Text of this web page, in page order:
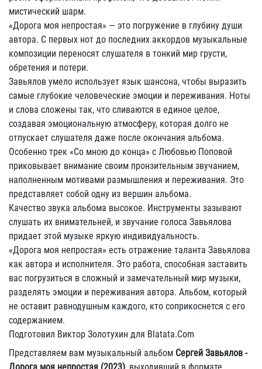
мистический шарм.
«Дорога моя непростая» — это погружение в глубину души
автора. С первых нот до последних аккордов музыкальные
композиции переносят слушателя в тонкий мир грусти,
обретения и потери.
Завьялов умело использует язык шансона, чтобы выразить
самые глубокие человеческие эмоции и переживания. Ноты
и слова сложены так, что сливаются в единое целое,
создавая эмоциональную атмосферу, которая долго не
отпускает слушателя даже после окончания альбома.
Особенно трек «Со мною до конца» с Любовью Поповой
приковывает внимание своим пронзительным звучанием,
наполненным мотивами размышления и переживания. Это
представляет собой одну из вершин альбома.
Качество звука альбома высокое. Инструменты зазывают
слушать их внимательней, и звучание голоса Завьялова
придает этой музыке яркую индивидуальность.
«Дорога моя непростая» есть отражение таланта Завьялова
как автора и исполнителя. Это работа, способная заставить
вас погрузиться в сложный и замечательный мир музыки,
разделять эмоции и переживания автора. Альбом, который
не оставит равнодушным каждого, кто соприкоснется с его
содержанием.
Подготовил Виктор Золотухин для Blatata.Com
Представляем вам музыкальный альбом Сергей Завьялов -